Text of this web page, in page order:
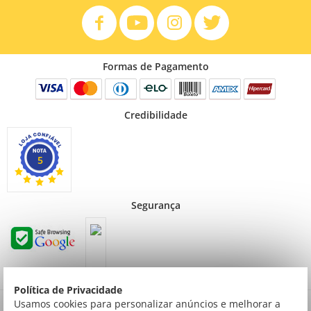
Política de Privacidade
Usamos cookies para personalizar anúncios e melhorar a
Formas de Pagamento
Credibilidade
5
Segurança
Preços válidos para consumidor final não contribuinte. Preços exclusivos para compras